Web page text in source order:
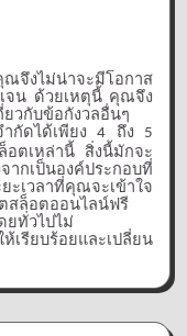
ณจึงไม่น่าจะมีโอกาส
จน ด้วยเหตุนี้ คุณจึง
ยวกับข้อกังวลอื่นๆ
กัดได้เพียง 4 ถึง 5
อตเหล่านี้
สิ่งนี้มักจะ
จากเป็นองค์ประกอบที่
ะเวลาที่คุณจะเข้าใจ
สล็อตออนไลน์ฟรี
ทั่วไปไม่
เรียบร้อยและเปลี่ยน